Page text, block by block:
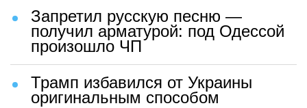
Запретил русскую песню —
получил арматурой: под Одессой
произошло ЧП
Трамп избавился от Украины
оригинальным способом